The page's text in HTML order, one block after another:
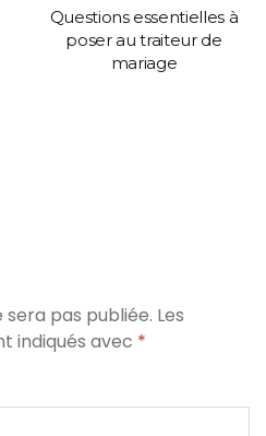
Questions essentielles à
poser au traiteur de
mariage
pas publiée. Les
indiqués avec *